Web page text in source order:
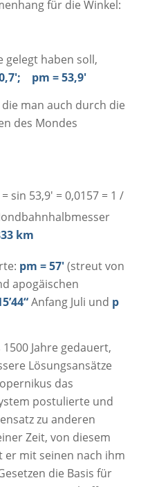
für die Winkel:
gelegt haben soll,
pm = 53,9′
man auch durch die
des Mondes
sin 53,9′ = 0,0157 = 1 /
km
pm = 57′(streut von
apogäischen
Anfang Juli und p
Jahre gedauert,
Lösungsansätze
das
postulierte und
zu anderen
Zeit, von diesem
er mit seinen nach ihm
die Basis für